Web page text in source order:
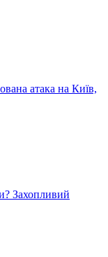
атака на Київ,
Захопливий